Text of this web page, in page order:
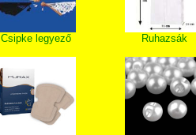
Csipke legyező Ruhazsák